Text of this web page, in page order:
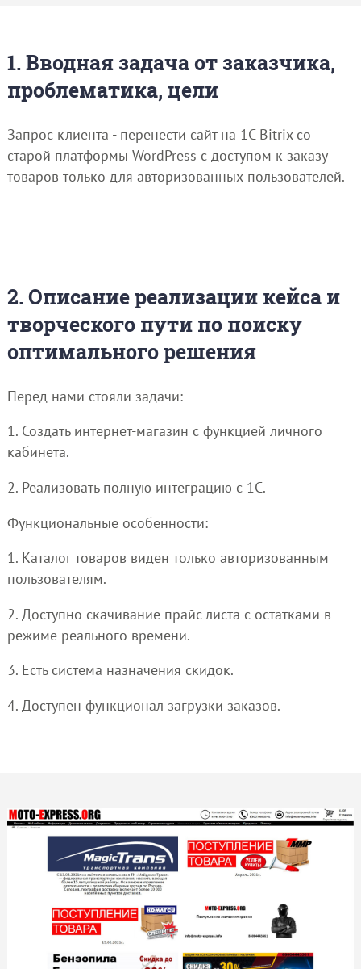
1. Вводная задача от заказчика,
проблематика, цели
Запрос клиента - перенести сайт на 1C Bitrix со
старой платформы WordPress c доступом к заказу
товаров только для авторизованных пользователей.
2. Описание реализации кейса и
творческого пути по поиску
оптимального решения
Перед нами стояли задачи:
1. Создать интернет-магазин с функцией личного
кабинета.
2. Реализовать полную интеграцию с 1С.
Функциональные особенности:
1. Каталог товаров виден только авторизованным
пользователям.
2. Доступно скачивание прайс-листа с остатками в
режиме реального времени.
3. Есть система назначения скидок.
4. Доступен функционал загрузки заказов.